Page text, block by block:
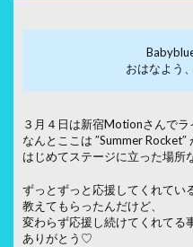
おはなよう
３月４日は新宿Motionさんでラ
なんとここは ″Summer Rocket″
はじめてステージに立った場所
ずっとずっと応援してくれてい
教えてもらったんだけど、
変わらず応援し続けてくれてる
ありがとう♡